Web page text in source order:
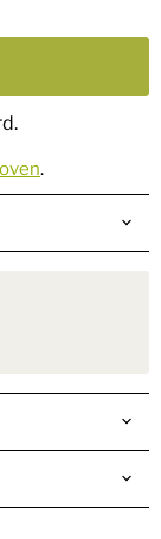
.